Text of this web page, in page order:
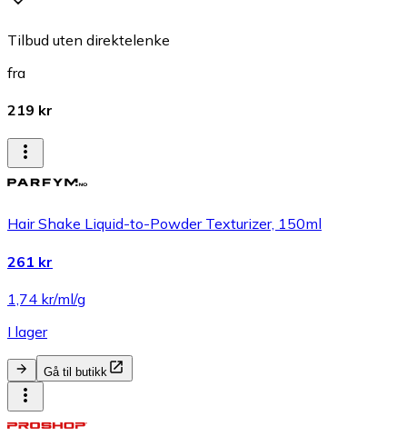
Tilbud uten direktelenke
fra
219 kr
Hair Shake Liquid-to-Powder Texturizer, 150ml
261 kr
1,74 kr/ml/g
I lager
Gå til butikk